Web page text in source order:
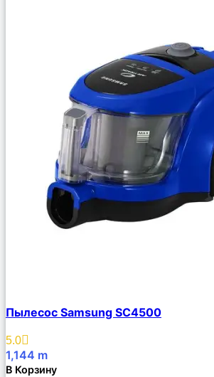
Пылесос Samsung SC4500
5.0
1,144 m
В Корзину